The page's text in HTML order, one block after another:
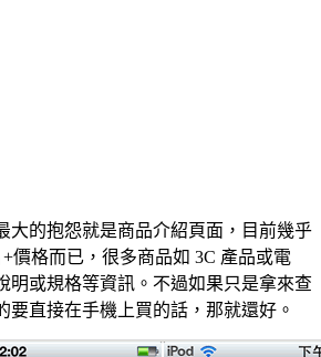
大的抱怨就是商品介紹頁面，目前幾乎
價格而已，很多商品如 3C 產品或電
明或規格等資訊。不過如果只是拿來查
要直接在手機上買的話，那就還好。